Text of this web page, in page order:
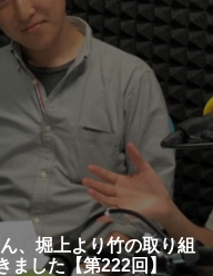
、堀上より竹の取り組
した【第222回】